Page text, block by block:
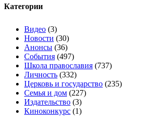
Категории
Видео (3)
Новости (30)
Анонсы (36)
События (497)
Школа православия (737)
Личность (332)
Церковь и государство (235)
Семья и дом (227)
Издательство (3)
Киноконкурс (1)